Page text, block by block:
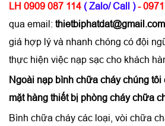
LH 0909 087 114 ( Zalo/ Call )-
qua email: thietbiphatdat@gmail.com
giá hợp lý và nhanh chóng có đội
thực hiện việc nạp sạc cho khách
Ngoài nạp bình chữa cháy chúng tôi
mặt hàng thiết bị phòng cháy chữa
Bình chữa cháy các loại, vòi chữa